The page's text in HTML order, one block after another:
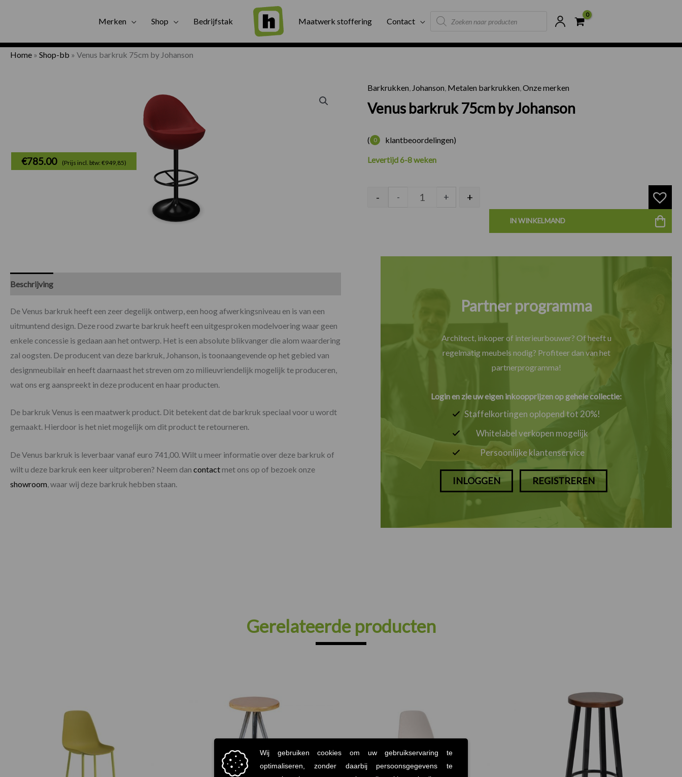
Merken Shop Bedrijfstak Maatwerk stoffering Contact
Products
search
Gratis bezorging Binnen twee werkdagen geleverd Externe voorraad Scherpste prijzen van NL
Home » Shop-bb » Venus barkruk 75cm by Johanson
Barkrukken, Johanson, Metalen barkrukken,Onze merken
Venus barkruk 75cm by Johanson
( 0 klantbeoordelingen)
€785.00 (Prijs incl. btw: €949,85) Levertijd 6-8 weken
Venus barkruk 75cm by Johanson aantal
- - + +
IN WINKELMAND
Beschrijving
De Venus barkruk heeft een zeer degelijk ontwerp, een hoog afwerkingsniveau en is van een
uitmuntend design. Deze rood zwarte barkruk heeft een uitgesproken modelvoering waar geen
enkele concessie is gedaan aan het ontwerp. Het is een absolute blikvanger die alom waardering
zal oogsten. De producent van deze barkruk, Johanson, is toonaangevende op het gebied van
designmeubilair en heeft daarnaast het streven om zo milieuvriendelijk mogelijk te produceren,
wat ons erg aanspreekt in deze producent en haar producten.
De barkruk Venus is een maatwerk product. Dit betekent dat de barkruk speciaal voor u wordt
gemaakt. Hierdoor is het niet mogelijk om dit product te retourneren.
De Venus barkruk is leverbaar vanaf euro 741,00. Wilt u meer informatie over deze barkruk of
wilt u deze barkruk een keer uitproberen? Neem dan contactmet ons op of bezoek onze
showroom , waar wij deze barkruk hebben staan.
Partner programma
Architect, inkoper of interieurbouwer? Of heeft u
regelmatig meubels nodig? Profiteer dan van het
partnerprogramma!
Login en zie uw eigen inkoopprijzen op gehele collectie:
Staffelkortingen oplopend tot 20%!
Whitelabel verkopen mogelijk
Persoonlijke klantenservice
INLOGGEN REGISTREREN
Gerelateerde producten